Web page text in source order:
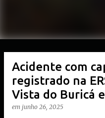
Acidente com
registrado na
Vista do Buricá
em junho 26, 2025